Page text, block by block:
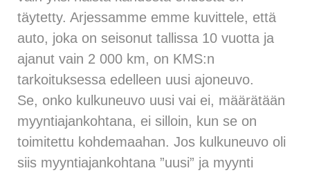
täytetty. Arjessamme emme kuvittele, että
auto, joka on seisonut tallissa 10 vuotta ja
ajanut vain 2 000 km, on KMS:n
tarkoituksessa edelleen uusi ajoneuvo.
Se, onko kulkuneuvo uusi vai ei, määrätään
myyntiajankohtana, ei silloin, kun se on
toimitettu kohdemaahan. Jos kulkuneuvo oli
siis myyntiajankohtana ”uusi” ja myynti